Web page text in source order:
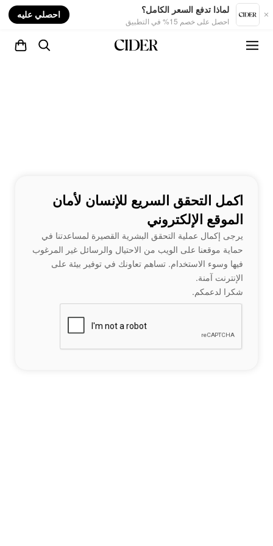
لماذا تدفع السعر الكامل؟
احصل على خصم 15% في التطبيق
احصلي عليه
اكمل التحقق السريع للإنسان لأمان
الموقع الإلكتروني
يرجى إكمال عملية التحقق البشرية القصيرة لمساعدتنا في
حماية موقعنا على الويب من الاحتيال والرسائل غير المرغوب
فيها وسوء الاستخدام. تساهم تعاونك في توفير بيئة على
الإنترنت آمنة.
شكرا لدعمكم.